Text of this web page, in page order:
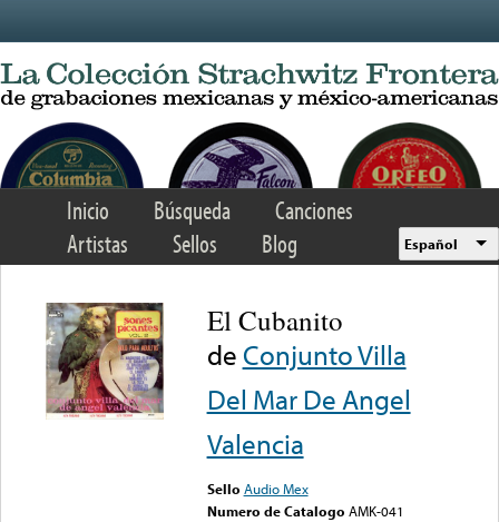
Inicio Búsqueda
Canciones
Artistas
Sellos Blog Español
El Cubanito
de Conjunto Villa
Del Mar De Angel
Valencia
Sello Audio Mex
Numero de Catalogo AMK-041